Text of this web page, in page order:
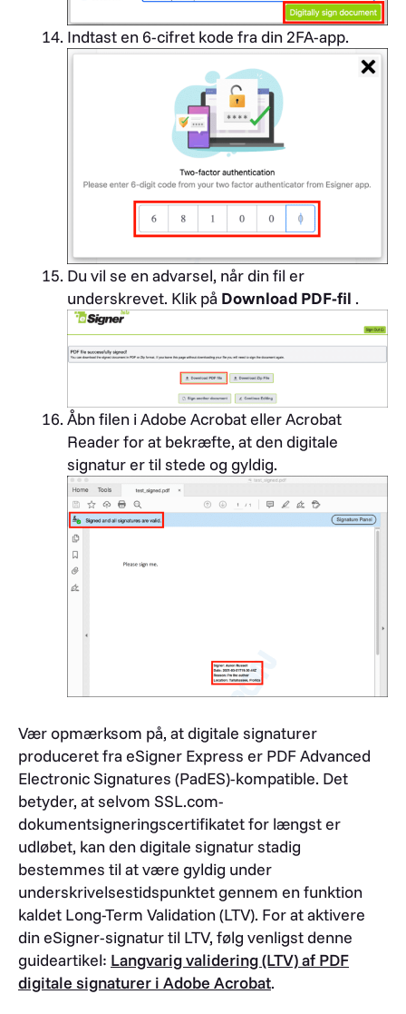
Indtast en 6-cifret kode fra din 2FA-app.
Du vil se en advarsel, når din fil er
underskrevet. Klik på Download PDF-fil .
Åbn filen i Adobe Acrobat eller Acrobat
Reader for at bekræfte, at den digitale
signatur er til stede og gyldig.
Vær opmærksom på, at digitale signaturer
produceret fra eSigner Express er PDF Advanced
Electronic Signatures (PadES)-kompatible. Det
betyder, at selvom SSL.com-
dokumentsigneringscertifikatet for længst er
udløbet, kan den digitale signatur stadig
bestemmes til at være gyldig under
underskrivelsestidspunktet gennem en funktion
kaldet Long-Term Validation (LTV). For at aktivere
din eSigner-signatur til LTV, følg venligst denne
guideartikel: Langvarig validering (LTV) af PDF
digitale signaturer i Adobe Acrobat.